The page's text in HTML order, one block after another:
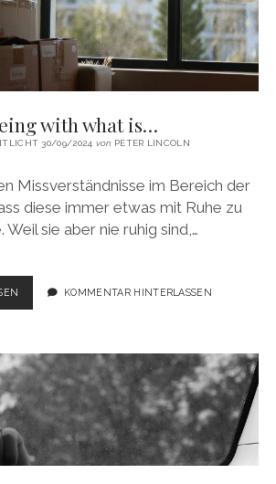
with what is…
30/09/2024 von PETER LINCOLN
Missverständnisse im Bereich der
diese immer etwas mit Ruhe zu
Weil sie aber nie ruhig sind,…
BEING
WITH
KOMMENTAR HINTERLASSEN